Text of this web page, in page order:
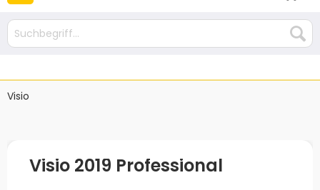
Visio
Visio 2019 Professional